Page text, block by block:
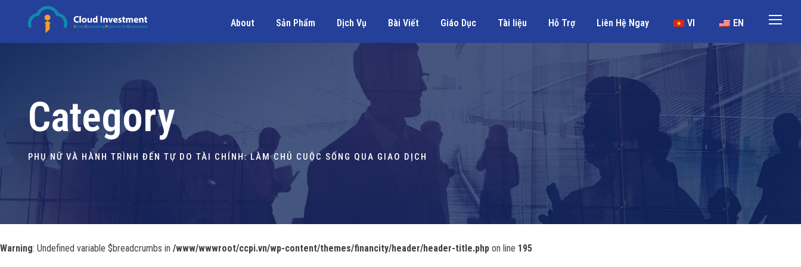
About Sản Phẩm Dịch Vụ Bài Viết Giáo Dục Tài liệu Hỗ Trợ Liên Hệ Ngay VI EN
Category
PHỤ NỮ VÀ HÀNH TRÌNH ĐẾN TỰ DO TÀI CHÍNH: LÀM CHỦ CUỘC SỐNG QUA GIAO DỊCH
Warning: Undefined variable $breadcrumbs in /www/wwwroot/ccpi.vn/wp-content/themes/financity/header/header-title.php on line 195